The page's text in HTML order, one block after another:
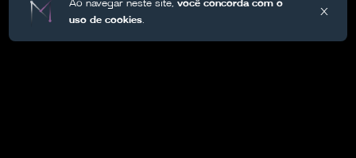
Ao navegar neste site,você concorda com o
uso de cookies.
X